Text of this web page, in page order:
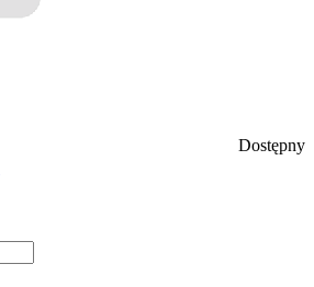
Dostępny